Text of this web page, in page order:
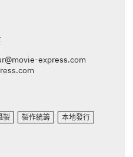
express.com
製 製作統籌
本地發行